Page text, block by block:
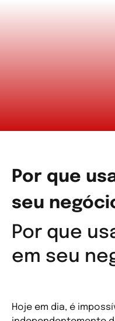
Por que
seu
Por que
em seu
Hoje em dia, é